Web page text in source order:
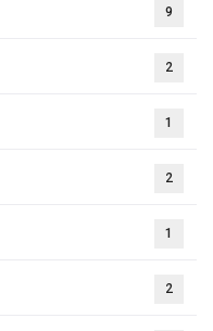
9
2
1
2
1
2